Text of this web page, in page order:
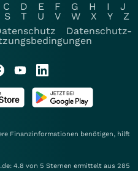
C D E F G H I
J
S T U V W X Y
Z
Datenschutz-
Finanzinformationen benötigen, hilft
4.8 von 5 Sternen ermittelt aus 285